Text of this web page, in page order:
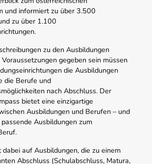
und informiert zu über 3.500
zu über 1.100
zu den Ausbildungen
gegeben sein müssen
die Ausbildungen
die Berufe und
nach Abschluss. Der
bietet eine einzigartige
Ausbildungen und Berufen – und
Ausbildungen zum
dabei auf Ausbildungen, die zu einem
Abschluss (Schulabschluss, Matura,